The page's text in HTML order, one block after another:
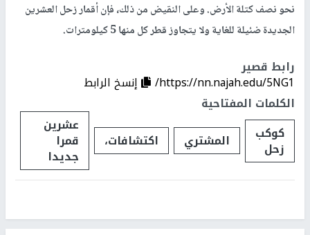
نحو نصف كتلة الأرض. وعلى النقيض من ذلك، فإن أقمار زحل العشرين
الجديدة ضئيلة للغاية ولا يتجاوز قطر كل منها 5 كيلومترات.
رابط قصير
https://nn.najah.edu/5NG1/
إنسخ الرابط
الكلمات المفتاحية
كوكب
زحل المشتري اكتشافات،
عشرين
قمرا
جديدا